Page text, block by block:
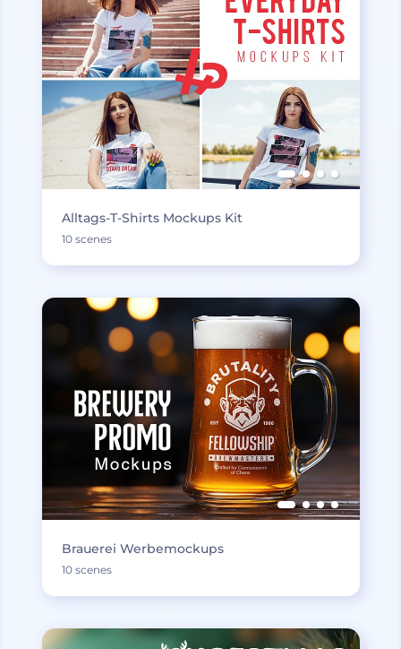
Alltags-T-Shirts Mockups Kit
10 scenes
Brauerei Werbemockups
10 scenes